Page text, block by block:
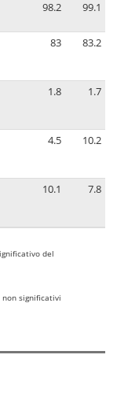
98.2 99.1
83 83.2
1.8 1.7
4.5 10.2
10.1 7.8
del
significativi